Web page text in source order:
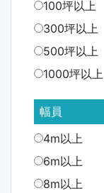
100坪以上
300坪以上
500坪以上
1000坪以上
幅員
4m以上
6m以上
8m以上